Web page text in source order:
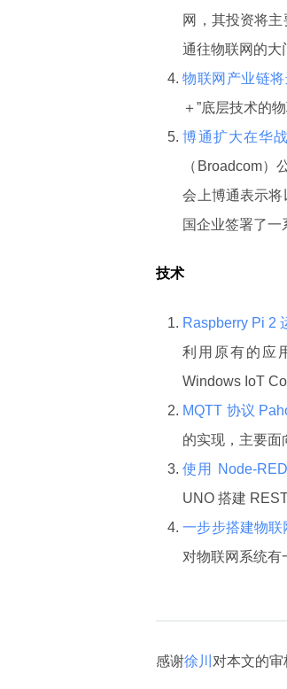
网，其投资将
通往物联网的大
物联网产业链
＋”底层技术的
博通扩大在华
（Broadcom
会上博通表示
国企业签署了一
技术
Raspberry Pi 2
利用原有的应
Windows IoT
MQTT 协议
的实现，主要面
使用 Node-
UNO 搭建
一步步搭建物联
对物联网系统有
感谢徐川 对本文的审